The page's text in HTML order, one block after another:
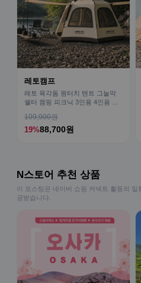
레토캠프
레토 육각돔 원터치 텐트 그늘막
쉘터 캠핑 피크닉 3인용 4인용 패
109,900원
19%88,700원
N스토어 추천 상품
이 포스팅은 네이버 쇼핑 커넥트 활동의 일
공받습니다.